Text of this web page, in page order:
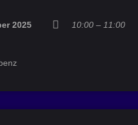
2025 10:00 – 11:00